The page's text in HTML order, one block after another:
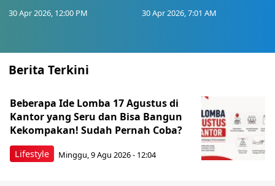
30 Apr 2026, 12:00 PM 30 Apr 2026, 7:01 AM
Berita Terkini
Lifestyle
Beberapa Ide Lomba 17 Agustus di
Kantor yang Seru dan Bisa Bangun
Kekompakan! Sudah Pernah Coba?
Minggu, 9 Agu 2026 - 12:04